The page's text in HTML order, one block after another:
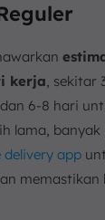
kerja, sekitar
6-8 hari
lama,
delivery app
memastikan